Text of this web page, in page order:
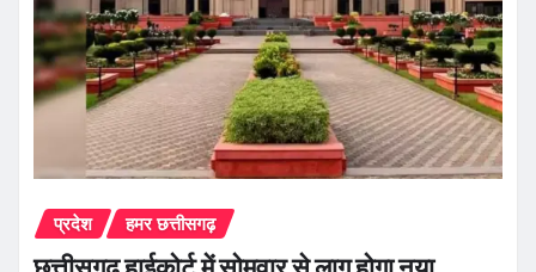
प्रदेश हमर छत्तीसगढ़